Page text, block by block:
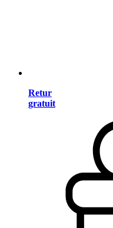
Retur
gratuit